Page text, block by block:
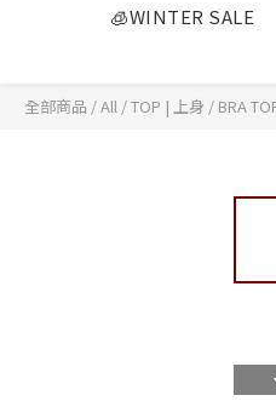
🧊WINTER SALE
全部商品 /All /TOP | 上身 / BRA